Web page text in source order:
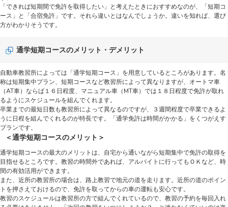
「できれば短期間で免許を取得したい」と考えたときにおすすめなのが、「短期コ
ース」と「合宿免許」です。それら違いとはなんでしょうか。違いを知れば、選び
方がわかりそうです。
通学短期コースのメリット・デメリット
自動車教習所によっては「通学短期コース」を用意しているところがあります。名
称は短期集中プラン、短期コースなど教習所によって異なりますが、オートマ車
（AT車）ならば１６日程度、マニュアル車（MT車）では１８日程度で免許が取れ
るようにスケジュールを組んでくれます。
卒業までの最短日数も教習所によって異なるのですが、３週間程度で卒業できるよ
うに日程を組んでくれるのが特長です。「通学免許は時間がかかる」をくつがえす
プランです。
＜通学短期コースのメリット＞
通学短期コースの最大のメリットは、自宅から通いながら短期集中で免許の取得を
目指せるところです。教習の時間外であれば、アルバイトに行ってもＯＫなど、時
間の有効活用ができます。
また、近所の教習所の場合は、路上教習で地元の道を走ります。近所の道のポイン
トを押さえておけるので、免許を取ってからの車の運転も安心です。
教習のスケジュールは教習所の方で組んでくれているので、教習の予約を毎回入れ